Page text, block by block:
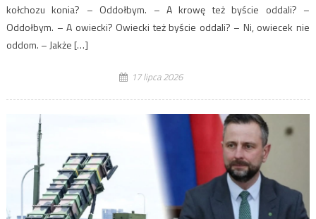
kołchozu konia? – Oddołbym. – A krowę też byście oddali? –
Oddołbym. – A owiecki? Owiecki też byście oddali? – Ni, owiecek nie
oddom. – Jakże […]
17 lipca 2026